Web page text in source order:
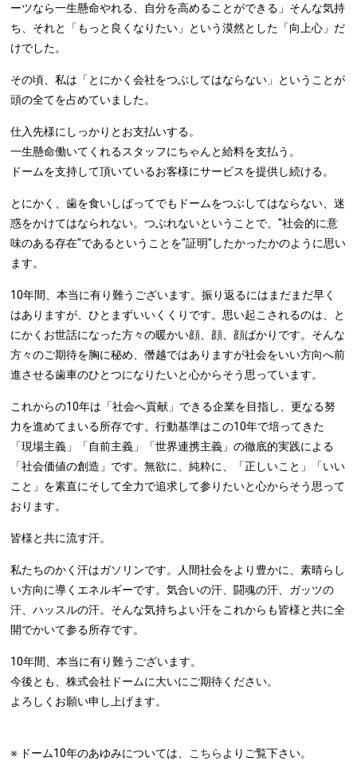
ーツなら一生懸命やれる、自分を高めることができる」そんな気持
ち、それと「もっと良くなりたい」という漠然とした「向上心」だ
けでした。
その頃、私は「とにかく会社をつぶしてはならない」ということが
頭の全てを占めていました。
仕入先様にしっかりとお支払いする。
一生懸命働いてくれるスタッフにちゃんと給料を支払う。
ドームを支持して頂いているお客様にサービスを提供し続ける。
とにかく、歯を食いしばってでもドームをつぶしてはならない、迷
惑をかけてはなられない。つぶれないということで、"社会的に意
味のある存在"であるということを"証明"したかったかのように思い
ます。
10年間、本当に有り難うございます。振り返るにはまだまだ早く
はありますが、ひとまずいいくくりです。思い起こされるのは、と
にかくお世話になった方々の暖かい顔、顔、顔ばかりです。そんな
方々のご期待を胸に秘め、僭越ではありますが社会をいい方向へ前
進させる歯車のひとつになりたいと心からそう思っています。
これからの10年は「社会へ貢献」できる企業を目指し、更なる努
力を進めてまいる所存です。行動基準はこの10年で培ってきた
「現場主義」「自前主義」「世界連携主義」の徹底的実践による
「社会価値の創造」です。無欲に、純粋に、「正しいこと」「いい
こと」を素直にそして全力で追求して参りたいと心からそう思って
おります。
皆様と共に流す汗。
私たちのかく汗はガソリンです。人間社会をより豊かに、素晴らし
い方向に導くエネルギーです。気合いの汗、闘魂の汗、ガッツの
汗、ハッスルの汗。そんな気持ちよい汗をこれからも皆様と共に全
開でかいて参る所存です。
10年間、本当に有り難うございます。
今後とも、株式会社ドームに大いにご期待ください。
よろしくお願い申し上げます。
※ ドーム10年のあゆみについては、 こちら よりご覧下さい。